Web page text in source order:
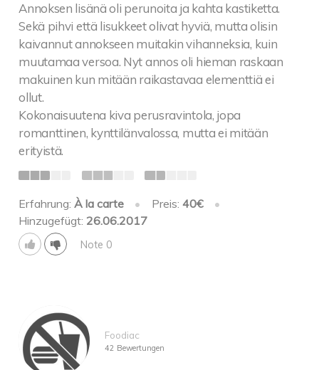
Annoksen lisänä oli perunoita ja kahta kastiketta.
Sekä pihvi että lisukkeet olivat hyviä, mutta olisin
kaivannut annokseen muitakin vihanneksia, kuin
muutamaa versoa. Nyt annos oli hieman raskaan
makuinen kun mitään raikastavaa elementtiä ei
ollut.
Kokonaisuutena kiva perusravintola, jopa
romanttinen, kynttilänvalossa, mutta ei mitään
erityistä.
Erfahrung:À la carte • Preis: 40€
•
Hinzugefügt: 26.06.2017
Note 0
Foodiac
42 Bewertungen